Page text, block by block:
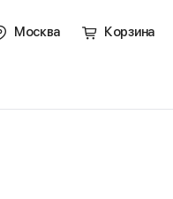
Москва Корзина